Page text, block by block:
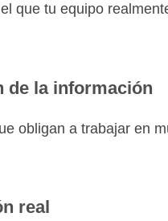
que tu equipo
de la información
obligan a trabajar en
real